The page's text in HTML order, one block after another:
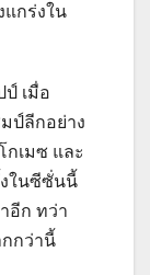
แกร่งใน
เมื่อ
ป์ลีกอย่าง
กเมซ และ
ในซีซั่นนี้
อีก ทว่า
กว่านี้